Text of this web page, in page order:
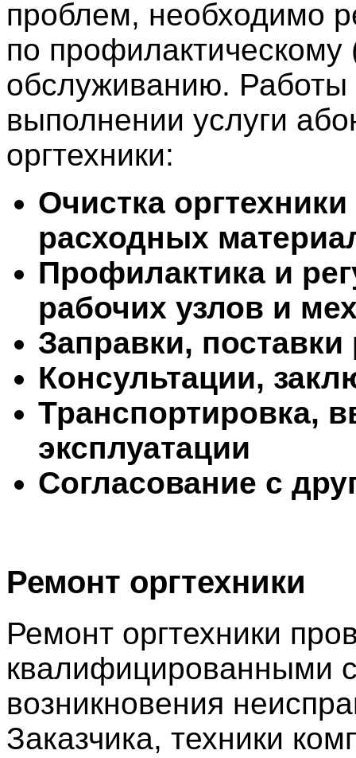
проблем, необходимо
по профилактическому
обслуживанию.
выполнении услуги
оргтехники:
Очистка
расходных
Профилактика и
рабочих узлов и
Заправки,
Консультации,
Транспортировка,
эксплуатации
Согласование с
Ремонт оргтехники
Ремонт оргтехники
квалифицированными
возникновения
Заказчика, техники